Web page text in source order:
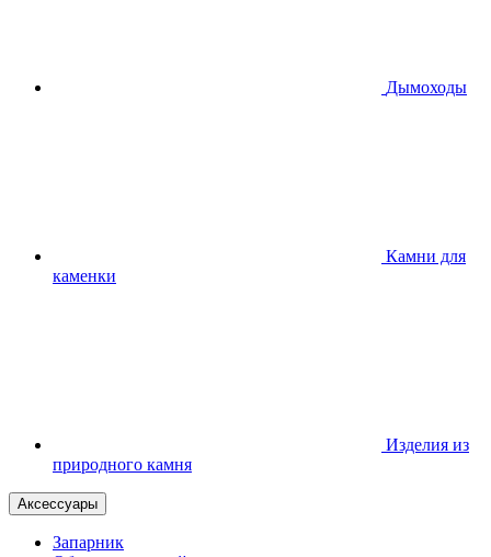
Дымоходы
Камни для
каменки
Изделия из
природного камня
Аксессуары
Запарник